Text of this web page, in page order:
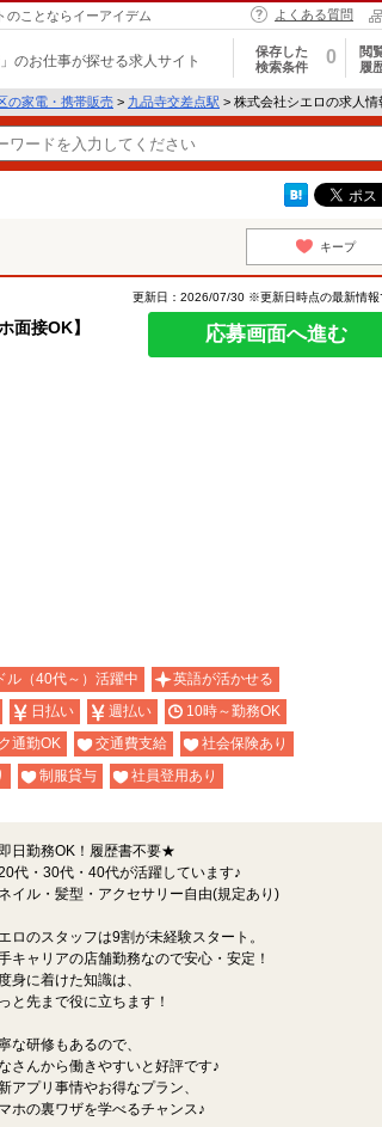
のことならイーアイデム よくある質問
」のお仕事が探せる求人サイト
保存した
検索条件
0
閲
履
の家電・携帯販売 > 九品寺交差点駅 > 株式会社シエロの求人情
キープ
面接OK】
更新日：2026/07/30 ※更新日時点の最新情報
応募画面へ進む
ル（40代～）活躍中
英語が活かせる
日払い 週払い
10時～勤務OK
通勤OK 交通費支給
社会保険あり
制服貸与 社員登用あり
日勤務OK！履歴書不要★
代・30代・40代が活躍しています♪
イル・髪型・アクセサリー自由(規定あり)
ロのスタッフは9割が未経験スタート。
キャリアの店舗勤務なので安心・安定！
身に着けた知識は、
と先まで役に立ちます！
な研修もあるので、
さんから働きやすいと好評です♪
アプリ事情やお得なプラン、
ホの裏ワザを学べるチャンス♪